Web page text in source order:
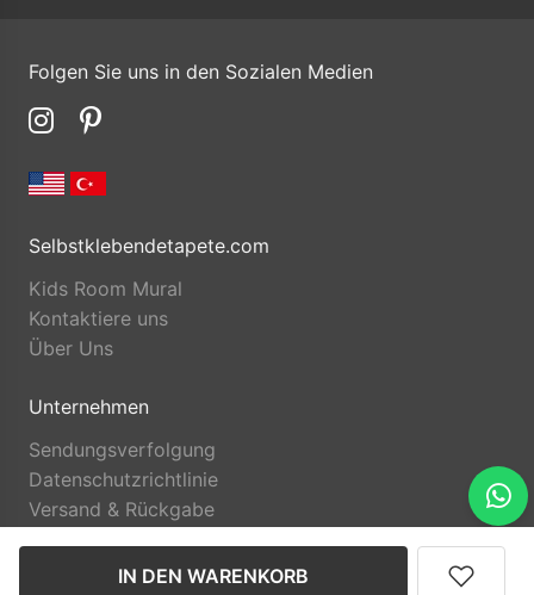
IN DEN WARENKORB
Folgen Sie uns in den Sozialen Medien
Selbstklebendetapete.com
Kids Room Mural
Kontaktiere uns
Über Uns
Unternehmen
Sendungsverfolgung
Datenschutzrichtlinie
Versand & Rückgabe